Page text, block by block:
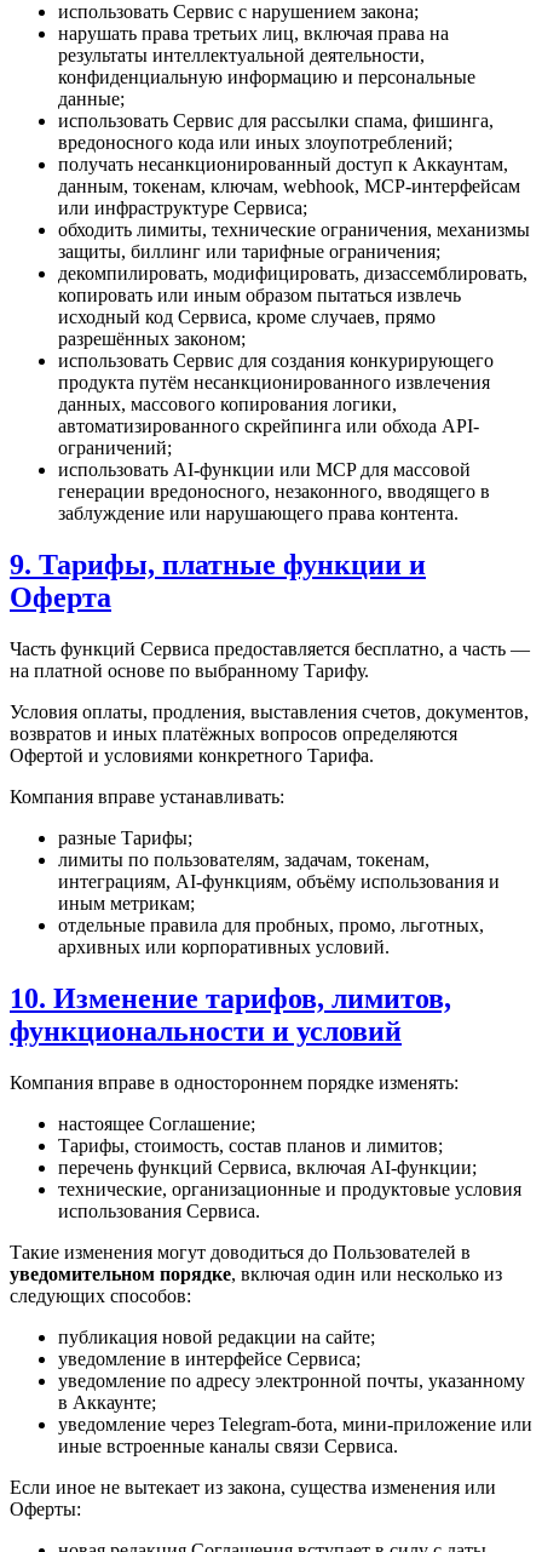
использовать Сервис с нарушением закона;
нарушать права третьих лиц, включая права на
результаты интеллектуальной деятельности,
конфиденциальную информацию и персональные
данные;
использовать Сервис для рассылки спама, фишинга,
вредоносного кода или иных злоупотреблений;
получать несанкционированный доступ к Аккаунтам,
данным, токенам, ключам, webhook, MCP-интерфейсам
или инфраструктуре Сервиса;
обходить лимиты, технические ограничения, механизмы
защиты, биллинг или тарифные ограничения;
декомпилировать, модифицировать, дизассемблировать,
копировать или иным образом пытаться извлечь
исходный код Сервиса, кроме случаев, прямо
разрешённых законом;
использовать Сервис для создания конкурирующего
продукта путём несанкционированного извлечения
данных, массового копирования логики,
автоматизированного скрейпинга или обхода API-
ограничений;
использовать AI-функции или MCP для массовой
генерации вредоносного, незаконного, вводящего в
заблуждение или нарушающего права контента.
9. Тарифы, платные функции и
Оферта
Часть функций Сервиса предоставляется бесплатно, а часть —
на платной основе по выбранному Тарифу.
Условия оплаты, продления, выставления счетов, документов,
возвратов и иных платёжных вопросов определяются
Офертой и условиями конкретного Тарифа.
Компания вправе устанавливать:
разные Тарифы;
лимиты по пользователям, задачам, токенам,
интеграциям, AI-функциям, объёму использования и
иным метрикам;
отдельные правила для пробных, промо, льготных,
архивных или корпоративных условий.
10. Изменение тарифов, лимитов,
функциональности и условий
Компания вправе в одностороннем порядке изменять:
настоящее Соглашение;
Тарифы, стоимость, состав планов и лимитов;
перечень функций Сервиса, включая AI-функции;
технические, организационные и продуктовые условия
использования Сервиса.
Такие изменения могут доводиться до Пользователей в
уведомительном порядке, включая один или несколько из
следующих способов:
публикация новой редакции на сайте;
уведомление в интерфейсе Сервиса;
уведомление по адресу электронной почты, указанному
в Аккаунте;
уведомление через Telegram-бота, мини-приложение или
иные встроенные каналы связи Сервиса.
Если иное не вытекает из закона, существа изменения или
Оферты: